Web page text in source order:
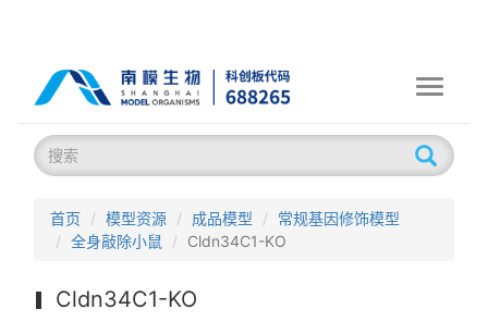
Toggle
首页 模型资源 成品模型
常规基因修饰模型
全身敲除小鼠
Cldn34C1-KO
Cldn34C1-KO